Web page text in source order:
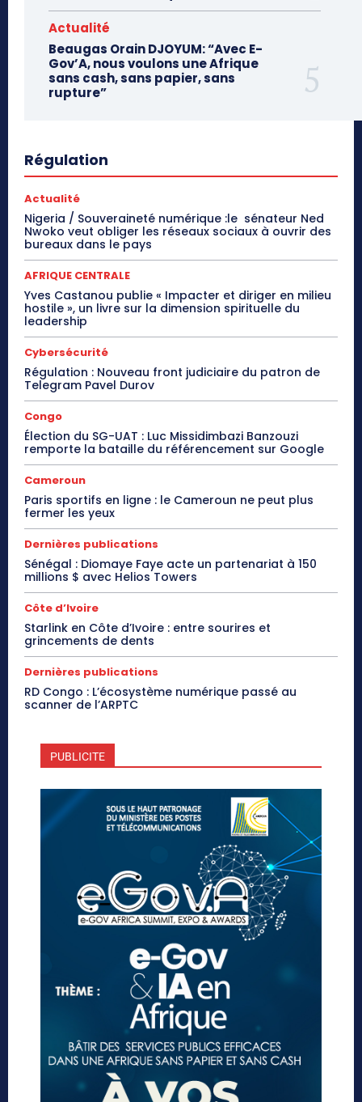
Actualité
Beaugas Orain DJOYUM: “Avec E-
Gov’A, nous voulons une Afrique
sans cash, sans papier, sans
rupture”
Régulation
Actualité
Nigeria / Souveraineté numérique :le sénateur Ned
Nwoko veut obliger les réseaux sociaux à ouvrir des
bureaux dans le pays
AFRIQUE CENTRALE
Yves Castanou publie « Impacter et diriger en milieu
hostile », un livre sur la dimension spirituelle du
leadership
Cybersécurité
Régulation : Nouveau front judiciaire du patron de
Telegram Pavel Durov
Congo
Élection du SG-UAT : Luc Missidimbazi Banzouzi
remporte la bataille du référencement sur Google
Cameroun
Paris sportifs en ligne : le Cameroun ne peut plus
fermer les yeux
Dernières publications
Sénégal : Diomaye Faye acte un partenariat à 150
millions $ avec Helios Towers
Côte d’Ivoire
Starlink en Côte d’Ivoire : entre sourires et
grincements de dents
Dernières publications
RD Congo : L’écosystème numérique passé au
scanner de l’ARPTC
PUBLICITE